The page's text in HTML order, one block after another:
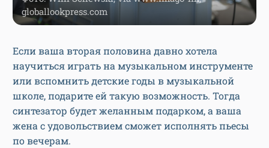
globallookpress.com
Если ваша вторая половина давно хотела
научиться играть на музыкальном инструменте
или вспомнить детские годы в музыкальной
школе, подарите ей такую возможность. Тогда
синтезатор будет желанным подарком, а ваша
жена с удовольствием сможет исполнять пьесы
по вечерам.